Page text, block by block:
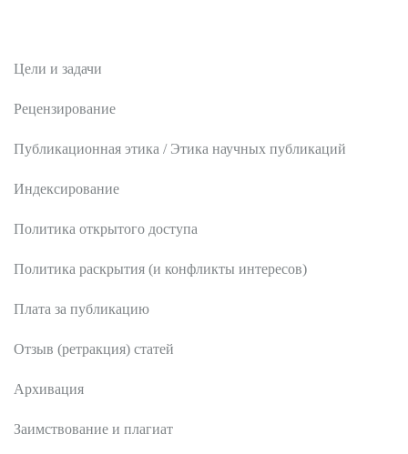
Цели и задачи
Рецензирование
Публикационная этика / Этика научных публикаций
Индексирование
Политика открытого доступа
Политика раскрытия (и конфликты интересов)
Плата за публикацию
Отзыв (ретракция) статей
Архивация
Заимствование и плагиат